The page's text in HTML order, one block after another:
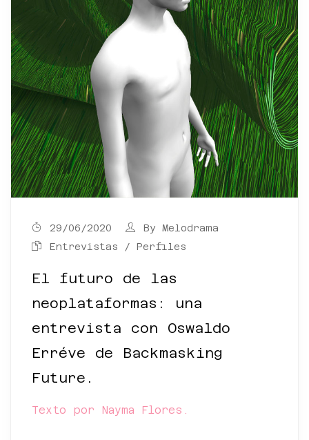
29/06/2020 By Melodrama
Entrevistas / Perfiles
El futuro de las
neoplataformas: una
entrevista con Oswaldo
Erréve de Backmasking
Future.
Texto por Nayma Flores.